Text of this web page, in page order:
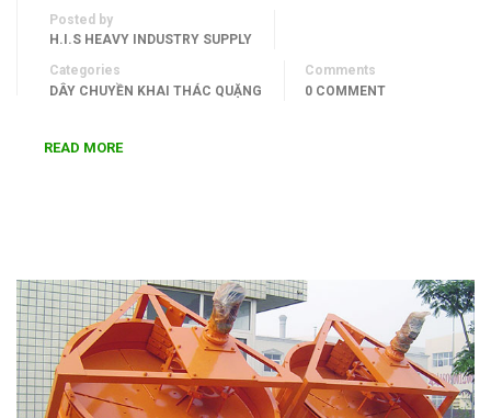
Posted by
H.I.S HEAVY INDUSTRY SUPPLY
Categories
DÂY CHUYỀN KHAI THÁC QUẶNG
Comments
0 COMMENT
READ MORE